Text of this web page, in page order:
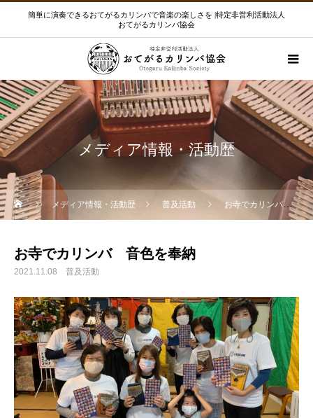
簡単に演奏できるおてがるカリンバで音楽の楽しさを |特定非営利活動法人
おてがるカリンバ協会
メディア情報・活動歴
メディア情報・活動歴 普及活動 お寺でカリンバ 音色を奉納
お寺でカリンバ 音色を奉納
2021.11.08 普及活動